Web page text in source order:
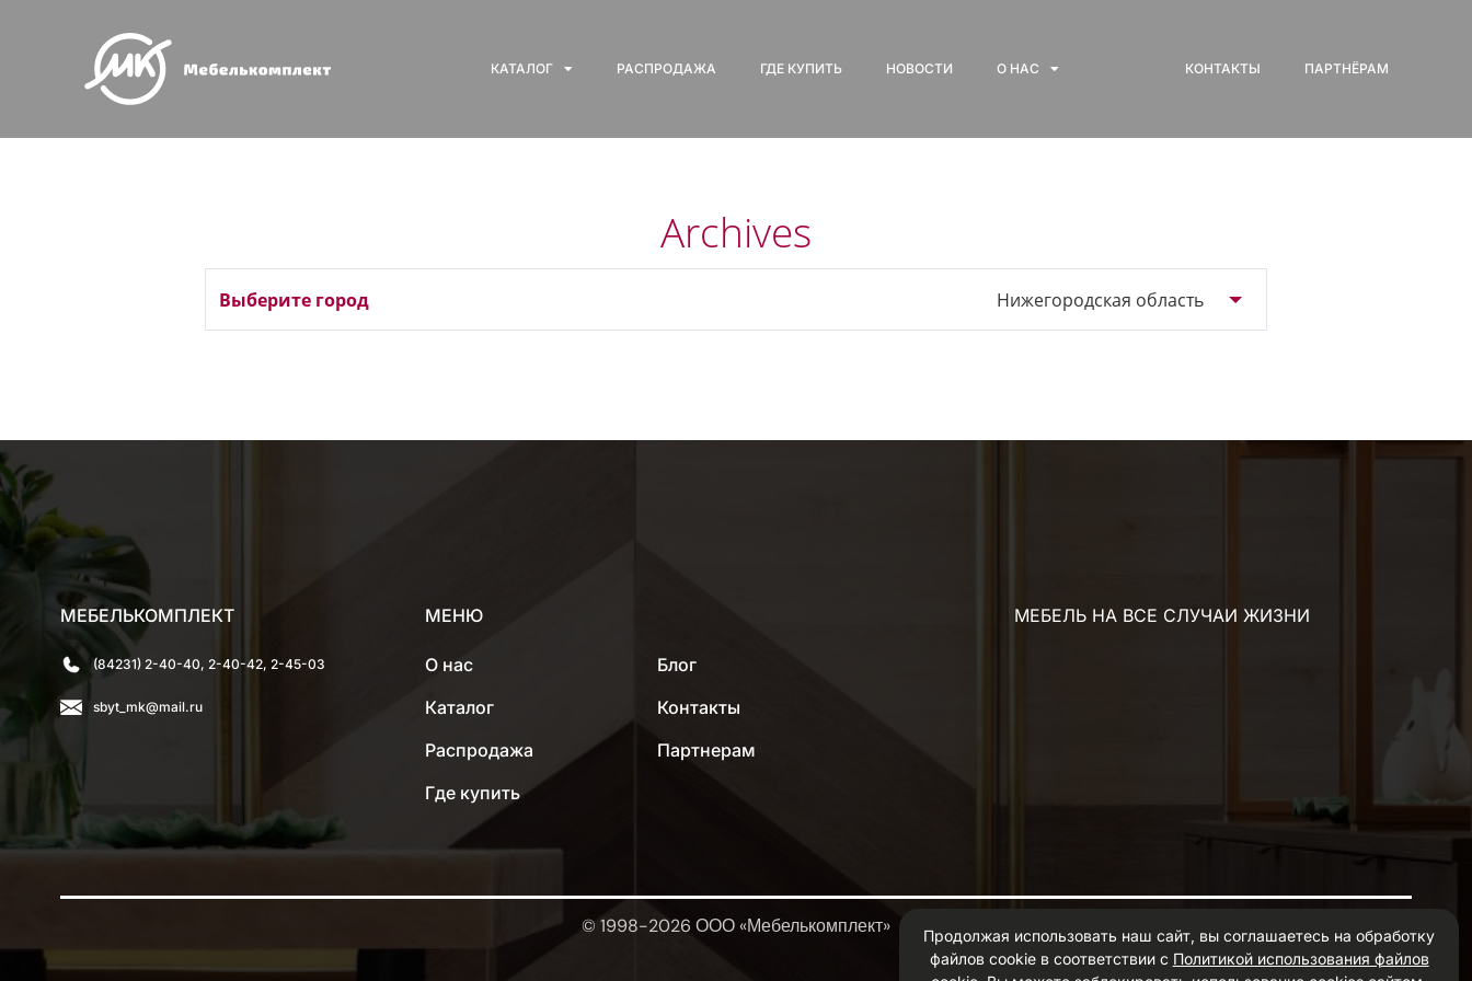
КАТАЛОГ РАСПРОДАЖА ГДЕ КУПИТЬ НОВОСТИ О НАС КОНТАКТЫ ПАРТНЁРАМ
Archives
Нижегородская область
МЕБЕЛЬКОМПЛЕКТ
(84231) 2-40-40, 2-40-42, 2-45-03
sbyt_mk@mail.ru
МЕНЮ
О нас
Каталог
Распродажа
Где купить
Блог
Контакты
Партнерам
МЕБЕЛЬ НА ВСЕ СЛУЧАИ ЖИЗНИ
© 1998-2026 ООО «Мебелькомплект»
Продолжая использовать наш сайт, вы соглашаетесь на обработку
файлов cookie в соответствии с Политикой использования файлов